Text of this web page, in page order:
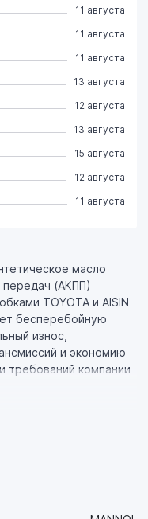
масло
передач (АКПП)
TOYOTA и AISIN
бесперебойную
износ,
и экономию
требований компании
качества со
температур:
11 августа
11 августа
11 августа
13 августа
12 августа
13 августа
15 августа
12 августа
11 августа